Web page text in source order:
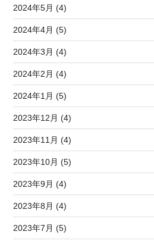
2024年5月 (4)
2024年4月 (5)
2024年3月 (4)
2024年2月 (4)
2024年1月 (5)
2023年12月 (4)
2023年11月 (4)
2023年10月 (5)
2023年9月 (4)
2023年8月 (4)
2023年7月 (5)